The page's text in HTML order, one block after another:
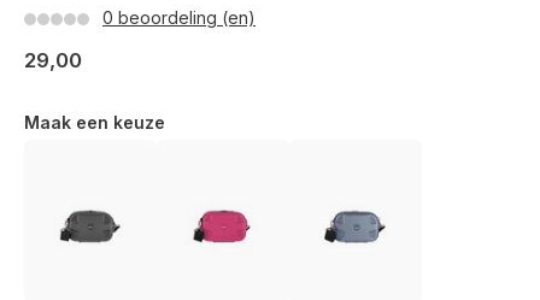
0 beoordeling (en)
29,00
Maak een keuze